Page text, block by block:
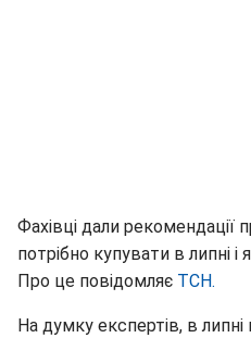
Фахівці дали рекомендації
потрібно купувати в липні
Про це повідомляє ТСН.
На думку експертів, в